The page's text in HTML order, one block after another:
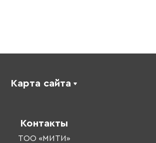
Карта сайта
Оплата обучения
Тренеры
Контакты
ТОО «МИТИ»